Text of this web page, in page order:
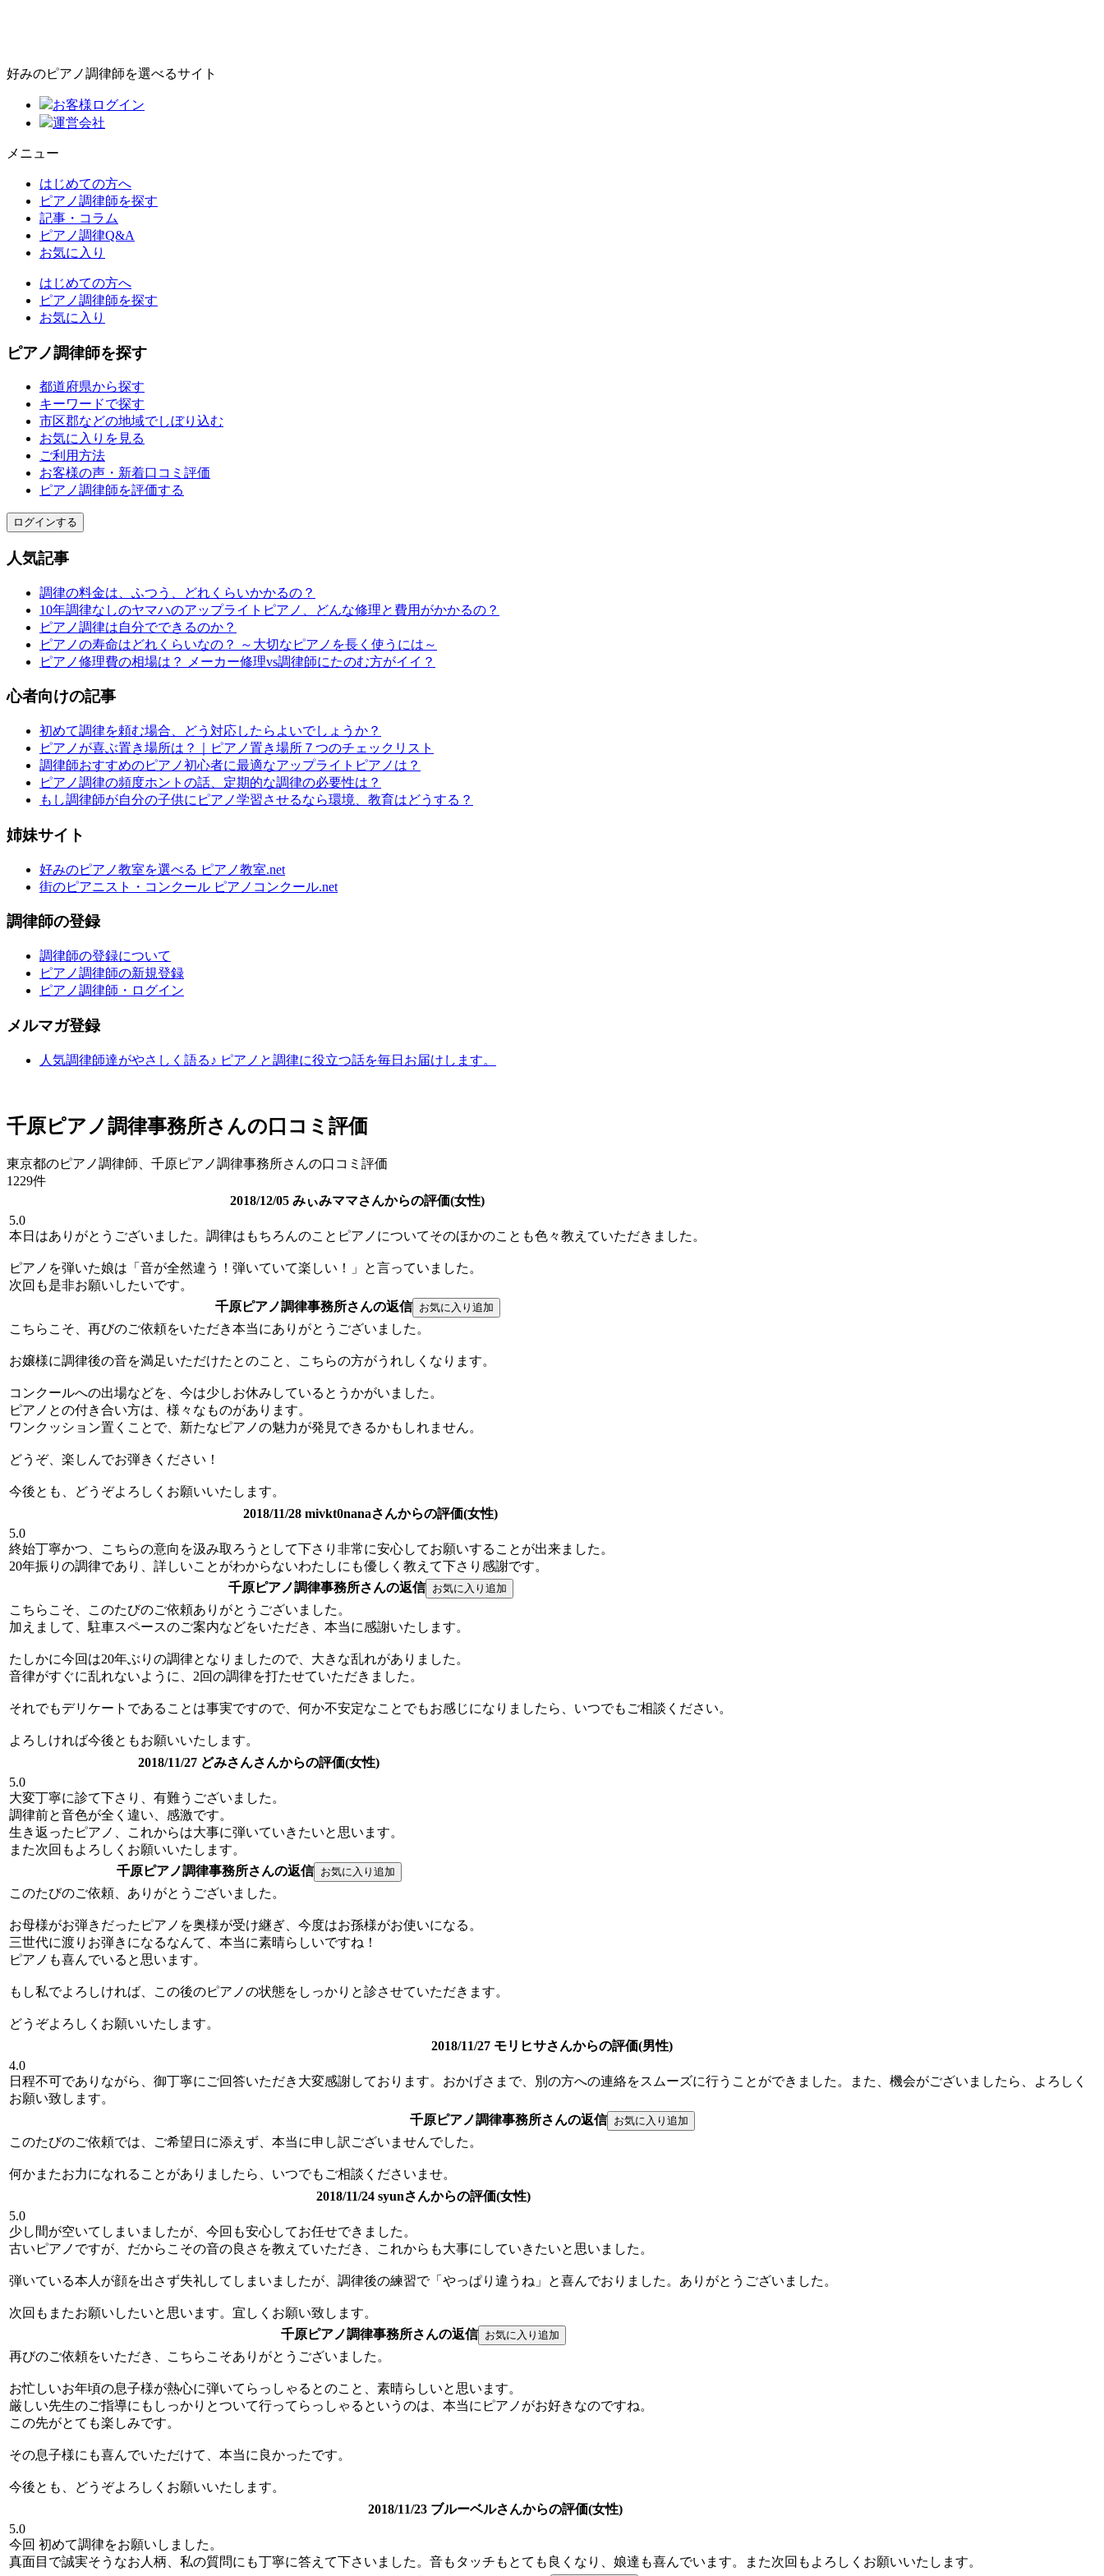
好みのピアノ調律師を選べるサイト
お客様ログイン
運営会社
メニュー
はじめての方へ
ピアノ調律師を探す
記事・コラム
ピアノ調律Q&A
お気に入り
はじめての方へ
ピアノ調律師を探す
お気に入り
ピアノ調律師を探す
都道府県から探す
キーワードで探す
市区郡などの地域でしぼり込む
お気に入りを見る
ご利用方法
お客様の声・新着口コミ評価
ピアノ調律師を評価する
ログインする
人気記事
調律の料金は、ふつう、どれくらいかかるの？
10年調律なしのヤマハのアップライトピアノ、どんな修理と費用がかかるの？
ピアノ調律は自分でできるのか？
ピアノの寿命はどれくらいなの？ ～大切なピアノを長く使うには～
ピアノ修理費の相場は？ メーカー修理vs調律師にたのむ方がイイ？
心者向けの記事
初めて調律を頼む場合、どう対応したらよいでしょうか？
ピアノが喜ぶ置き場所は？｜ピアノ置き場所７つのチェックリスト
調律師おすすめのピアノ初心者に最適なアップライトピアノは？
ピアノ調律の頻度ホントの話、定期的な調律の必要性は？
もし調律師が自分の子供にピアノ学習させるなら環境、教育はどうする？
姉妹サイト
好みのピアノ教室を選べる ピアノ教室.net
街のピアニスト・コンクール ピアノコンクール.net
調律師の登録
調律師の登録について
ピアノ調律師の新規登録
ピアノ調律師・ログイン
メルマガ登録
人気調律師達がやさしく語る♪ ピアノと調律に役立つ話を毎日お届けします。
千原ピアノ調律事務所さんの口コミ評価
東京都のピアノ調律師、千原ピアノ調律事務所さんの口コミ評価
1229件
2018/12/05 みぃみママさんからの評価(女性)
5.0
本日はありがとうございました。調律はもちろんのことピアノについてそのほかのことも色々教えていただきました。
ピアノを弾いた娘は「音が全然違う！弾いていて楽しい！」と言っていました。
次回も是非お願いしたいです。
千原ピアノ調律事務所さんの返信
こちらこそ、再びのご依頼をいただき本当にありがとうございました。
お嬢様に調律後の音を満足いただけたとのこと、こちらの方がうれしくなります。
コンクールへの出場などを、今は少しお休みしているとうかがいました。
ピアノとの付き合い方は、様々なものがあります。
ワンクッション置くことで、新たなピアノの魅力が発見できるかもしれません。
どうぞ、楽しんでお弾きください！
今後とも、どうぞよろしくお願いいたします。
2018/11/28 mivkt0nanaさんからの評価(女性)
5.0
終始丁寧かつ、こちらの意向を汲み取ろうとして下さり非常に安心してお願いすることが出来ました。
20年振りの調律であり、詳しいことがわからないわたしにも優しく教えて下さり感謝です。
千原ピアノ調律事務所さんの返信
こちらこそ、このたびのご依頼ありがとうございました。
加えまして、駐車スペースのご案内などをいただき、本当に感謝いたします。
たしかに今回は20年ぶりの調律となりましたので、大きな乱れがありました。
音律がすぐに乱れないように、2回の調律を打たせていただきました。
それでもデリケートであることは事実ですので、何か不安定なことでもお感じになりましたら、いつでもご相談ください。
よろしければ今後ともお願いいたします。
2018/11/27 どみさんさんからの評価(女性)
5.0
大変丁寧に診て下さり、有難うございました。
調律前と音色が全く違い、感激です。
生き返ったピアノ、これからは大事に弾いていきたいと思います。
また次回もよろしくお願いいたします。
千原ピアノ調律事務所さんの返信
このたびのご依頼、ありがとうございました。
お母様がお弾きだったピアノを奥様が受け継ぎ、今度はお孫様がお使いになる。
三世代に渡りお弾きになるなんて、本当に素晴らしいですね！
ピアノも喜んでいると思います。
もし私でよろしければ、この後のピアノの状態をしっかりと診させていただきます。
どうぞよろしくお願いいたします。
2018/11/27 モリヒサさんからの評価(男性)
4.0
日程不可でありながら、御丁寧にご回答いただき大変感謝しております。おかげさまで、別の方への連絡をスムーズに行うことができました。また、機会がございましたら、よろしく
お願い致します。
千原ピアノ調律事務所さんの返信
このたびのご依頼では、ご希望日に添えず、本当に申し訳ございませんでした。
何かまたお力になれることがありましたら、いつでもご相談くださいませ。
2018/11/24 syunさんからの評価(女性)
5.0
少し間が空いてしまいましたが、今回も安心してお任せできました。
古いピアノですが、だからこその音の良さを教えていただき、これからも大事にしていきたいと思いました。
弾いている本人が顔を出さず失礼してしまいましたが、調律後の練習で「やっぱり違うね」と喜んでおりました。ありがとうございました。
次回もまたお願いしたいと思います。宜しくお願い致します。
千原ピアノ調律事務所さんの返信
再びのご依頼をいただき、こちらこそありがとうございました。
お忙しいお年頃の息子様が熱心に弾いてらっしゃるとのこと、素晴らしいと思います。
厳しい先生のご指導にもしっかりとついて行ってらっしゃるというのは、本当にピアノがお好きなのですね。
この先がとても楽しみです。
その息子様にも喜んでいただけて、本当に良かったです。
今後とも、どうぞよろしくお願いいたします。
2018/11/23 ブルーベルさんからの評価(女性)
5.0
今回 初めて調律をお願いしました。
真面目で誠実そうなお人柄、私の質問にも丁寧に答えて下さいました。音もタッチもとても良くなり、娘達も喜んでいます。また次回もよろしくお願いいたします。